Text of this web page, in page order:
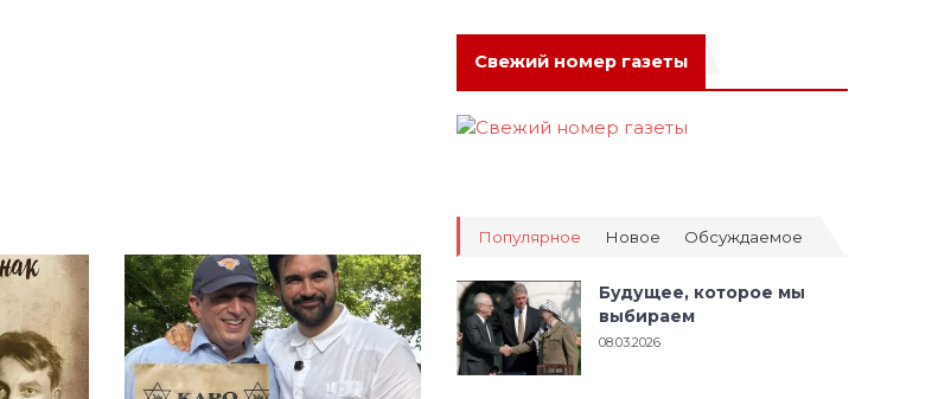
Свежий номер газеты
Популярное Новое Обсуждаемое
Будущее, которое мы
выбираем
08.03.2026